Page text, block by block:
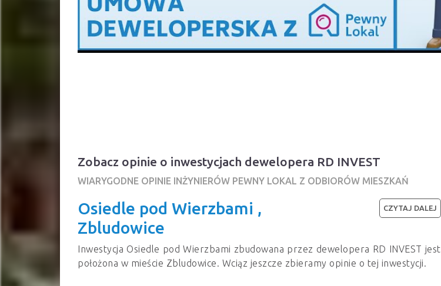
Zobacz opinie o inwestycjach dewelopera RD INVEST
WIARYGODNE OPINIE INŻYNIERÓW PEWNY LOKAL Z ODBIORÓW MIESZKAŃ
Osiedle pod Wierzbami ,
Zbludowice
Inwestycja Osiedle pod Wierzbami zbudowana przez dewelopera RD INVEST jest
położona w mieście Zbludowice. Wciąz jeszcze zbieramy opinie o tej inwestycji.
CZYTAJ DALEJ